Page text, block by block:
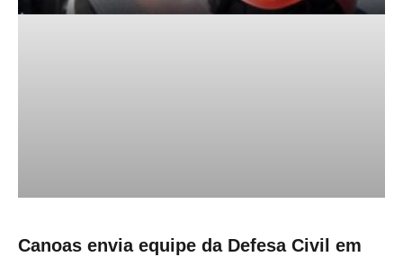
Canoas envia equipe da Defesa Civil em